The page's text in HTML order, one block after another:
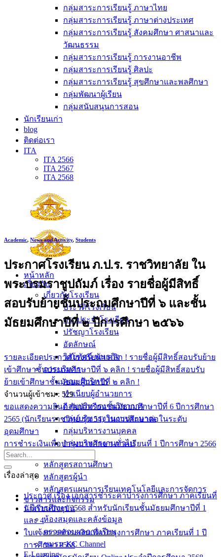
กลุ่มสาระการเรียนรู้ ภาษาไทย
กลุ่มสาระการเรียนรู้ ภาษาต่างประเทศ
กลุ่มสาระการเรียนรู้ สังคมศึกษา ศาสนาและ
วัฒนธรรม
กลุ่มสาระการเรียนรู้ การงานอาชีพ
กลุ่มสาระการเรียนรู้ ศิลปะ
กลุ่มสาระการเรียนรู้ สุขศึกษาและพลศึกษา
กลุ่มพัฒนาผู้เรียน
กลุ่มสนับสนุนการสอน
นักเรียนเก่า
blog
ติดต่อเรา
ITA
ITA 2566
ITA 2567
ITA 2568
หน้าหลัก
เกี่ยวกับ
เกี่ยวกับโรงเรียน
ประวัติโรงเรียน
ตราประจำโรงเรียน
ปรัชญาโรงเรียน
อัตลักษณ์
วิสัยทัศน์ พันธกิจ
การบริหาร
คณะผู้บริหาร
ทำเนียบผู้อำนวยการ
กลุ่มบริหารงานวิชาการ
กลุ่มบริหารงานงบประมาณ
กลุ่มบริหารงานบุคคล
กลุ่มบริหารงานทั่วไป
หลักสูตร
หลักสูตรสถานศึกษา
หลักสูตรผู้นำ
หลักสูตรแผนการเรียนเทคโนโลยีและการจัดการ
ข่าวสารและกิจกรรม
นักเรียนปัจจุบัน
ห้องสมุดและคลังข้อมูล
ตรวจสอบผลการเรียน
ชมรม KC Channel
E-Learning
Academic, News and Activity, Students
ประกาศโรงเรียน ภ.ป.ร. ราชวิทยาลัย ใน
พระบรมราชูปถัมภ์ เรื่อง รายชื่อผู้มีสิทธิ์
สอบรับย้ายชั้นประถมศึกษาปีที่ ๖ และชั้น
มัธยมศึกษาปีที่ ๒ ปีการศึกษา ๒๕๖๖
รายละเอียดประกาศโรงเรียนฯ คลิก ! รายชื่อผู้มีสิทธิ์สอบรับย้าย
เข้าศึกษาชั้นประถมศึกษาปีที่ ๖ คลิก ! รายชื่อผู้มีสิทธิ์สอบรับ
ย้ายเข้าศึกษาชั้นมัธยมศึกษาปีที่ ๒ คลิก !
จำนวนผู้เข้าชม : 529
ขอแสดงความยินดี กับนักเรียนชั้นมัธยมศึกษาปีที่ 6 ปีการศึกษา
2565 (นักเรียนราชวิทย์ รุ่น 54) ในการศึกษาต่อในระดับ
อุดมศึกษา
การชำระเงินเพื่อบำรุงการศึกษา ภาคเรียนที่ 1 ปีการศึกษา 2566
เรื่องล่าสุด
ประกาศ เรื่อง เอกสารชำระค่าบำรุงการศึกษา ภาคเรียนที่
1 ปีการศึกษา 2568 สำหรับนักเรียนชั้นมัธยมศึกษาปีที่ 1
และ 4
ใบแจ้งการชำระเงินเพื่อบำรุงการศึกษา ภาคเรียนที่ 1 ปี
การศึกษา 2568